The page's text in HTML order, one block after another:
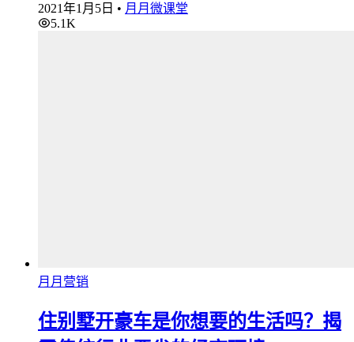
2021年1月5日 • 月月微课堂
5.1K
月月营销
住别墅开豪车是你想要的生活吗？揭